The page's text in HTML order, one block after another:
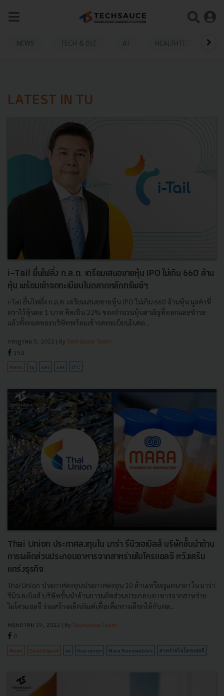
NEWS TECH & BIZ AI HEALTHTECH
LATEST IN TU
i-Tail ยื่นไฟลิ่ง ก.ล.ต. เตรียมเสนอขายหุ้น IPO ไม่เกิน 660 ล้าน
หุ้น พร้อมเข้าจดทะเบียนในตลาดหลักทรัพย์ฯ
i-Tail ยื่นไฟลิ่ง ก.ล.ต. เตรียมเสนอขายหุ้น IPO ไม่เกิน 660 ล้านหุ้น มูลค่าที่
ตราไว้หุ้นละ 1 บาท คิดเป็น 22% ของจำนวนหุ้นสามัญที่ออกและชำระ
แล้วทั้งหมดของบริษัทพร้อมเข้าจดทะเบียนในตล...
กรกฎาคม 5, 2022 | By Techsauce Team
154
News tu sec set ITC
Thai Union ประกาศลงทุนใน มาร่า รีนิวเอเบิลส์ บริษัทชั้นนำด้าน
การผลิตส่วนประกอบอาหารจากสาหร่ายไมโครแอลจี หวังเสริม
แกร่งธุรกิจ
Thai Union ประกาศลงทุนประกาศลงทุน 10 ล้านเหรียญแคนาดา ใน มาร่า
รีนิวเอเบิลส์ บริษัทชั้นนำด้านการผลิตส่วนประกอบอาหารจากสาหร่าย
ไมโครแอลจี ร่วมสร้างผลิตภัณฑ์เพื่อเพิ่มทางเลือกให้กับตล...
พฤษภาคม 19, 2022 | By Techsauce Team
0
News Deal Digest tu thai-union Mara Renewables สาหร่ายไมโครแอลจี